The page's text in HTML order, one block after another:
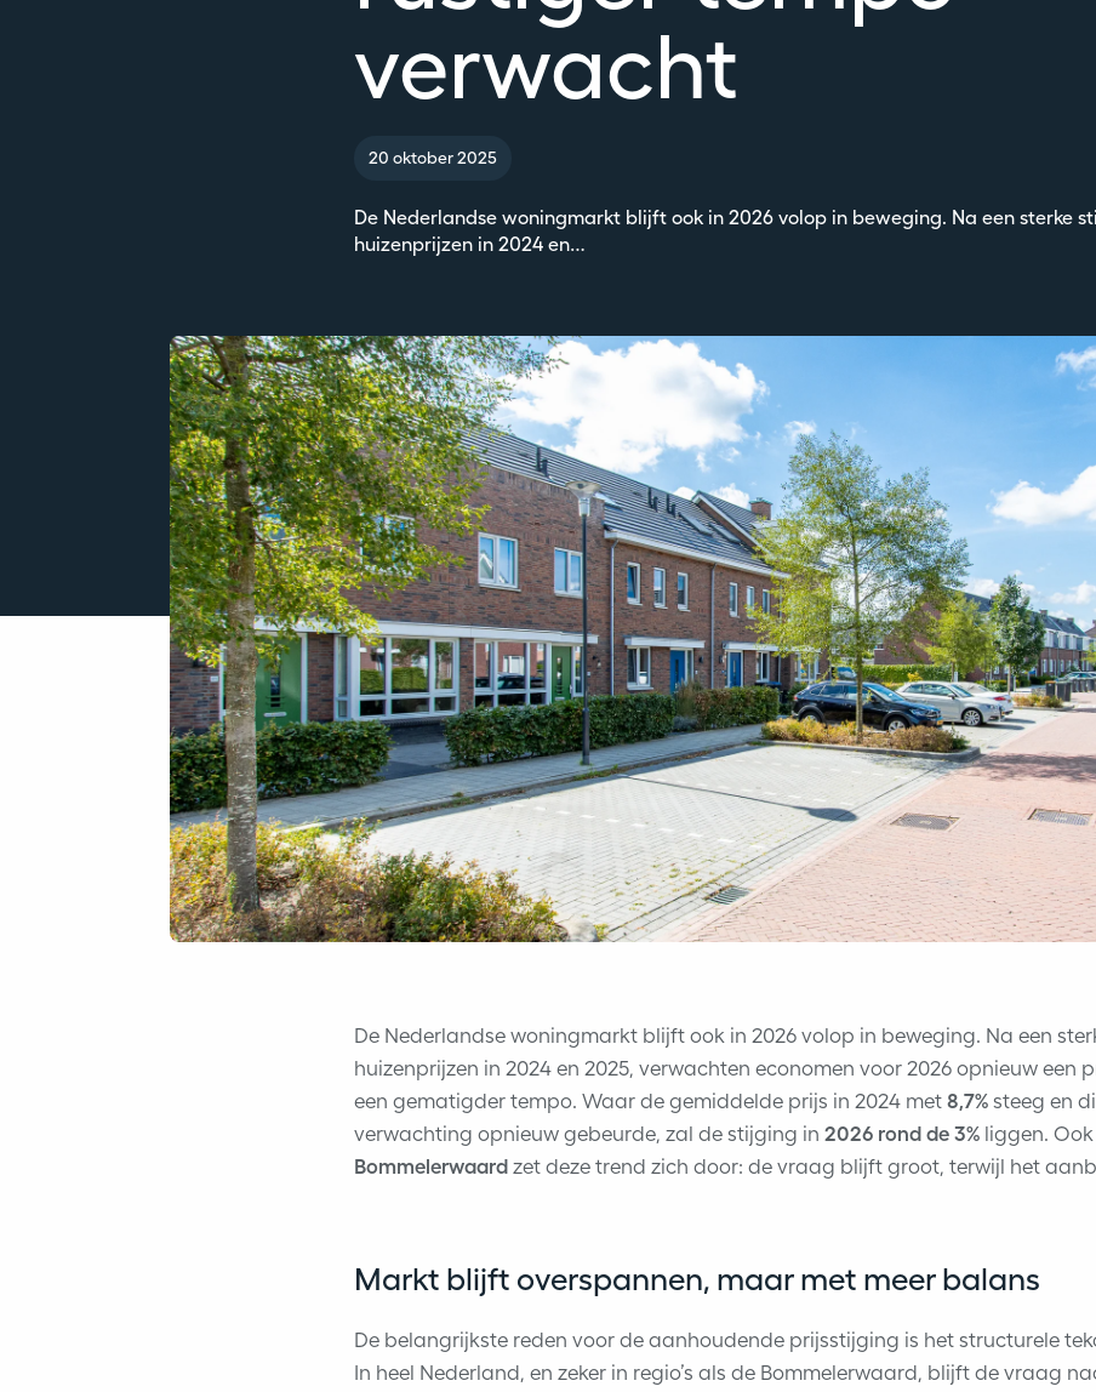
verwacht
20 oktober 2025
De Nederlandse woningmarkt blijft ook in 2026 volop in beweging. Na een sterke
huizenprijzen in 2024 en…
De Nederlandse woningmarkt blijft ook in 2026 volop in beweging. Na een
huizenprijzen in 2024 en 2025, verwachten economen voor 2026 opnieuw een
een gematigder tempo. Waar de gemiddelde prijs in 2024 met 8,7% steeg en
verwachting opnieuw gebeurde, zal de stijging in 2026 rond de 3% liggen.
Bommelerwaard zet deze trend zich door: de vraag blijft groot, terwijl het
Markt blijft overspannen, maar met meer balans
De belangrijkste reden voor de aanhoudende prijsstijging is het structurele
In heel Nederland, en zeker in regio’s als de Bommelerwaard, blijft de vraag